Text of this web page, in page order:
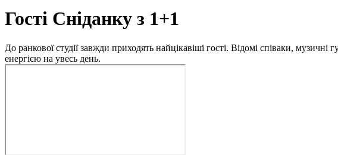
Гості Сніданку з 1+1
До ранкової студії завжди приходять найцікавіші гості. Відомі співаки,
енергією на увесь день.